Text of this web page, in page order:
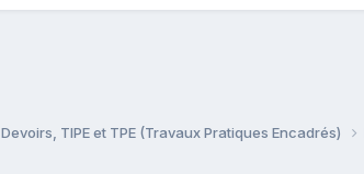
Devoirs, TIPE et TPE (Travaux Pratiques Encadrés)